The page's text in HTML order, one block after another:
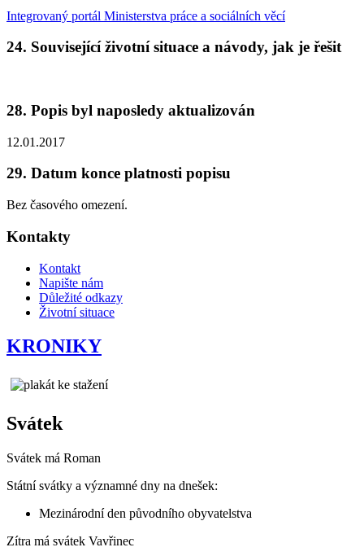
Integrovaný portál Ministerstva práce a sociálních věcí
24. Související životní situace a návody, jak je řešit
28. Popis byl naposledy aktualizován
12.01.2017
29. Datum konce platnosti popisu
Bez časového omezení.
Kontakty
Kontakt
Napište nám
Důležité odkazy
Životní situace
KRONIKY
Svátek
Svátek má Roman
Státní svátky a významné dny na dnešek:
Mezinárodní den původního obyvatelstva
Zítra má svátek Vavřinec